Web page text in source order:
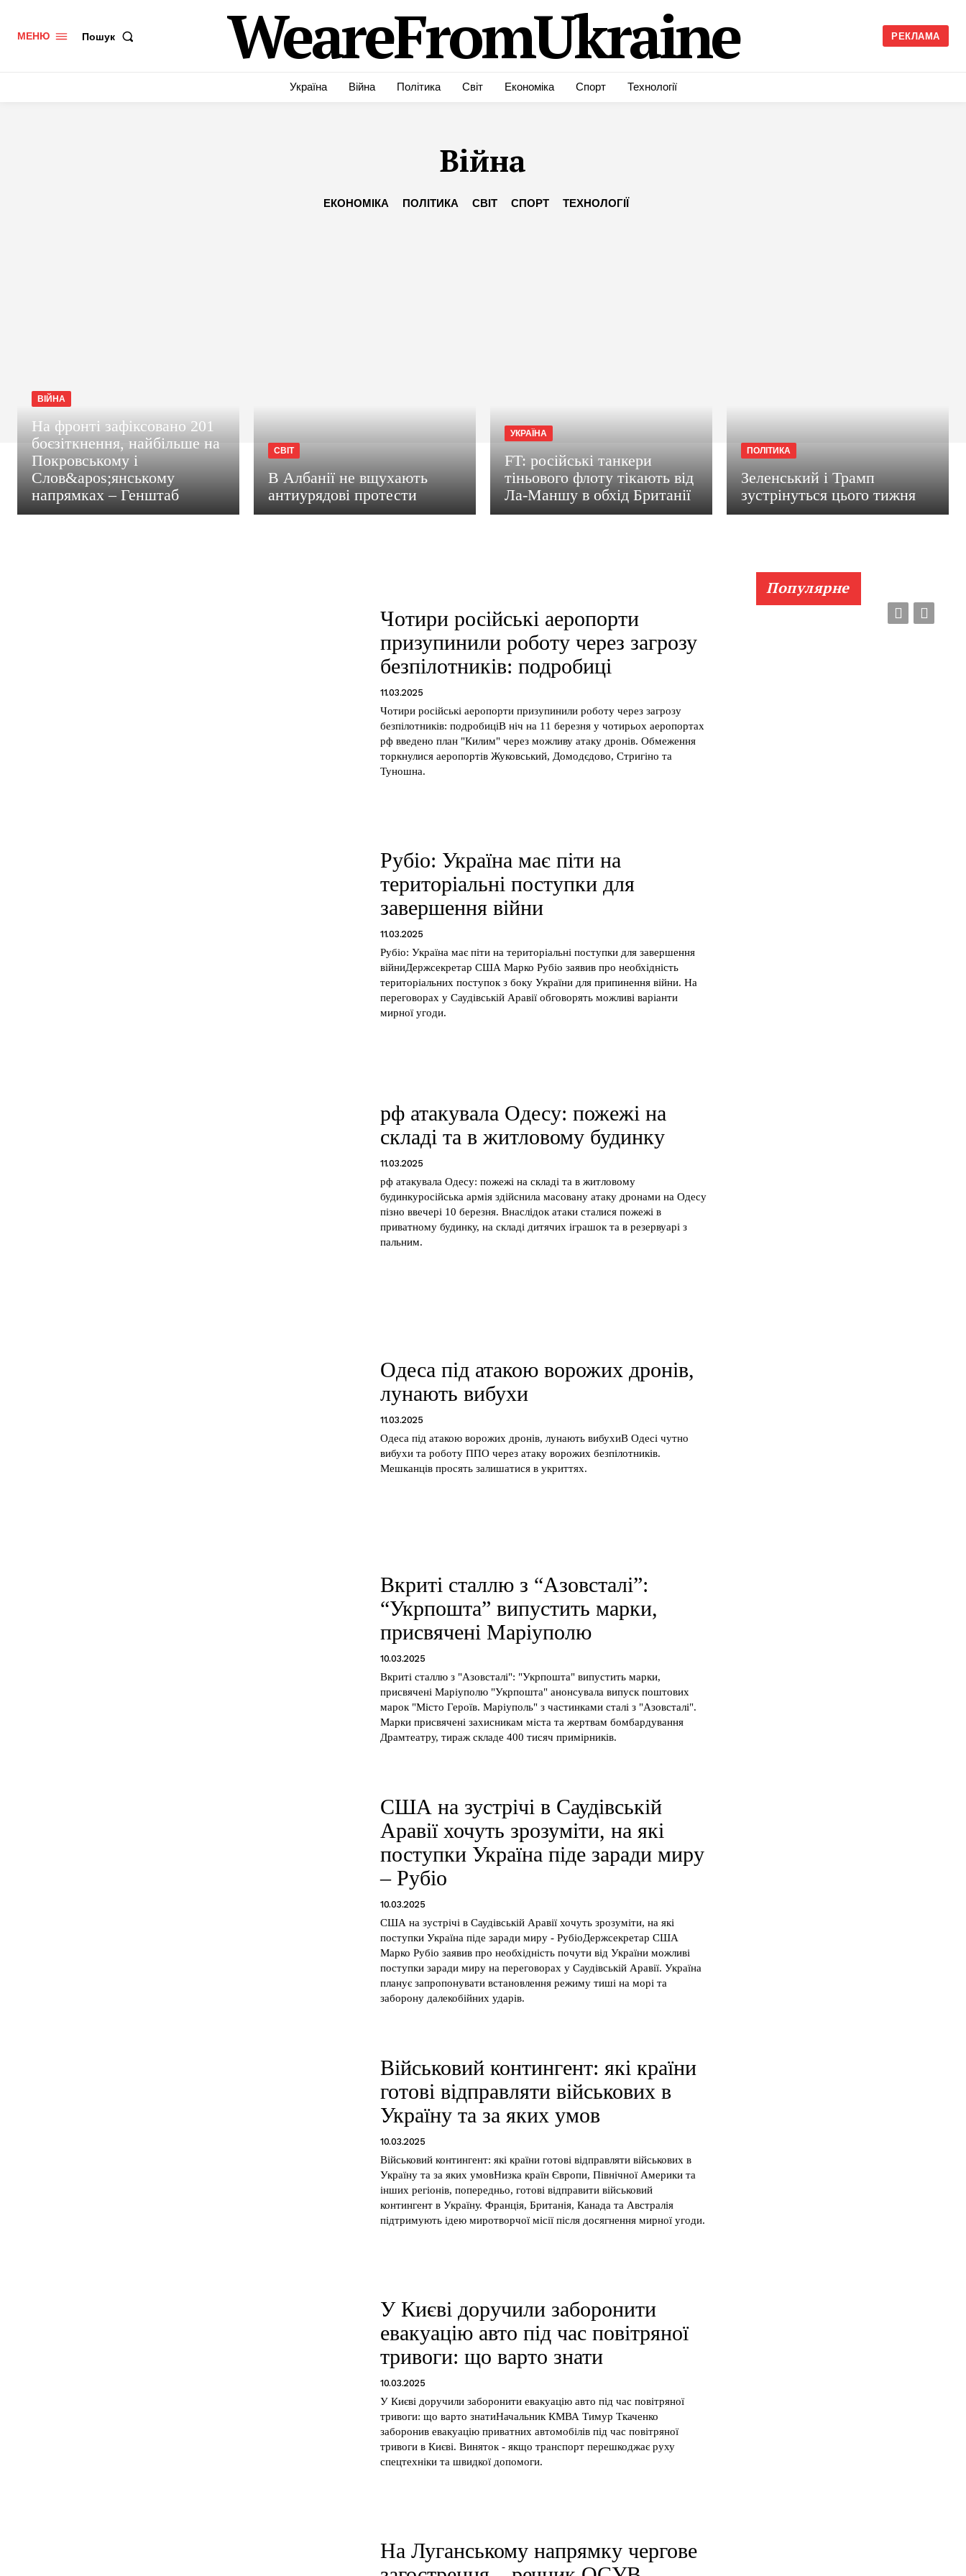
Про нас
Політика конфіденційності
Редакційна політика
Контакти
МЕНЮ Пошук WeareFromUkraine РЕКЛАМА
Україна Війна Політика Світ Економіка Спорт Технології
Війна
ЕКОНОМІКА ПОЛІТИКА СВІТ СПОРТ ТЕХНОЛОГІЇ
ВІЙНА
На фронті зафіксовано 201
боєзіткнення, найбільше на
Покровському і
Слов&apos;янському
напрямках – Генштаб
СВІТ
В Албанії не вщухають
антиурядові протести
УКРАЇНА
FT: російські танкери
тіньового флоту тікають від
Ла-Маншу в обхід Британії
ПОЛІТИКА
Зеленський і Трамп
зустрінуться цього тижня
Чотири російські аеропорти
призупинили роботу через загрозу
безпілотників: подробиці
11.03.2025
Чотири російські аеропорти призупинили роботу через загрозу
безпілотників: подробиціВ ніч на 11 березня у чотирьох аеропортах
рф введено план "Килим" через можливу атаку дронів. Обмеження
торкнулися аеропортів Жуковський, Домодєдово, Стригіно та
Туношна.
Рубіо: Україна має піти на
територіальні поступки для
завершення війни
11.03.2025
Рубіо: Україна має піти на територіальні поступки для завершення
війниДержсекретар США Марко Рубіо заявив про необхідність
територіальних поступок з боку України для припинення війни. На
переговорах у Саудівській Аравії обговорять можливі варіанти
мирної угоди.
рф атакувала Одесу: пожежі на
складі та в житловому будинку
11.03.2025
рф атакувала Одесу: пожежі на складі та в житловому
будинкуросійська армія здійснила масовану атаку дронами на Одесу
пізно ввечері 10 березня. Внаслідок атаки сталися пожежі в
приватному будинку, на складі дитячих іграшок та в резервуарі з
пальним.
Одеса під атакою ворожих дронів,
лунають вибухи
11.03.2025
Одеса під атакою ворожих дронів, лунають вибухиВ Одесі чутно
вибухи та роботу ППО через атаку ворожих безпілотників.
Мешканців просять залишатися в укриттях.
Вкриті сталлю з “Азовсталі”:
“Укрпошта” випустить марки,
присвячені Маріуполю
10.03.2025
Вкриті сталлю з "Азовсталі": "Укрпошта" випустить марки,
присвячені Маріуполю "Укрпошта" анонсувала випуск поштових
марок "Місто Героїв. Маріуполь" з частинками сталі з "Азовсталі".
Марки присвячені захисникам міста та жертвам бомбардування
Драмтеатру, тираж складе 400 тисяч примірників.
США на зустрічі в Саудівській
Аравії хочуть зрозуміти, на які
поступки Україна піде заради миру
– Рубіо
10.03.2025
США на зустрічі в Саудівській Аравії хочуть зрозуміти, на які
поступки Україна піде заради миру - РубіоДержсекретар США
Марко Рубіо заявив про необхідність почути від України можливі
поступки заради миру на переговорах у Саудівській Аравії. Україна
планує запропонувати встановлення режиму тиші на морі та
заборону далекобійних ударів.
Військовий контингент: які країни
готові відправляти військових в
Україну та за яких умов
10.03.2025
Військовий контингент: які країни готові відправляти військових в
Україну та за яких умовНизка країн Європи, Північної Америки та
інших регіонів, попередньо, готові відправити військовий
контингент в Україну. Франція, Британія, Канада та Австралія
підтримують ідею миротворчої місії після досягнення мирної угоди.
У Києві доручили заборонити
евакуацію авто під час повітряної
тривоги: що варто знати
10.03.2025
У Києві доручили заборонити евакуацію авто під час повітряної
тривоги: що варто знатиНачальник КМВА Тимур Ткаченко
заборонив евакуацію приватних автомобілів під час повітряної
тривоги в Києві. Виняток - якщо транспорт перешкоджає руху
спецтехніки та швидкої допомоги.
На Луганському напрямку чергове
Популярне